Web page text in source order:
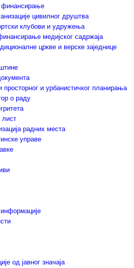
финансирање
цивилног друштва
клубови и удружења
медијског садржаја
цркве и верске заједнице
просторног и урбанистичког планирања
о раду
радних места
управе
од јавног значаја